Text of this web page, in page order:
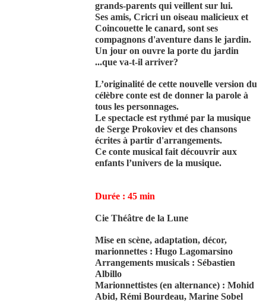
grands-parents qui veillent sur lui.
Ses amis, Cricri un oiseau malicieux et
Coincouette le canard, sont ses
compagnons d'aventure dans le jardin.
Un jour on ouvre la porte du jardin
...que va-t-il arriver?
L’originalité de cette nouvelle version du
célèbre conte est de donner la parole à
tous les personnages.
Le spectacle est rythmé par la musique
de Serge Prokoviev et des chansons
écrites à partir d'arrangements.
Ce conte musical fait découvrir aux
enfants l’univers de la musique.
Durée : 45 min
Cie Théâtre de la Lune
Mise en scène, adaptation, décor,
marionnettes : Hugo Lagomarsino
Arrangements musicals : Sébastien
Albillo
Marionnettistes (en alternance) : Mohid
Abid, Rémi Bourdeau, Marine Sobel